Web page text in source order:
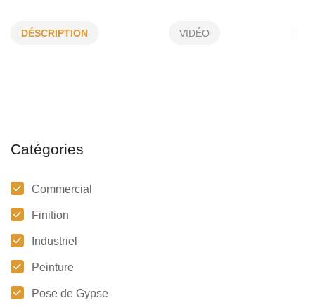
DÉSCRIPTION VIDÉO
Catégories
Commercial
Finition
Industriel
Peinture
Pose de Gypse